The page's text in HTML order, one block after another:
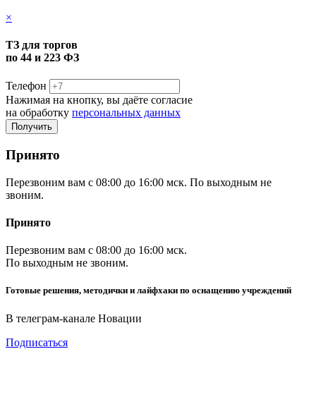
×
ТЗ для торгов
по 44 и 223 ФЗ
Телефон
Нажимая на кнопку, вы даёте согласие
на обработку персональных данных
Принято
Перезвоним вам с 08:00 до 16:00 мск. По выходным не
звоним.
Принято
Перезвоним вам с 08:00 до 16:00 мск.
По выходным не звоним.
Готовые решения, методички и лайфхаки по оснащению учреждений
В телеграм-канале Новации
Подписаться